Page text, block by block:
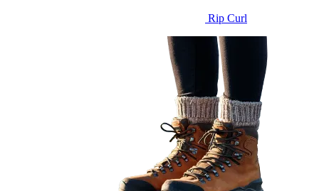
Rip Curl